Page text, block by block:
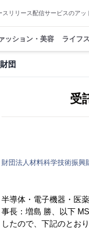
スリリース配信サービスのアッ
ッション・美容 ライフ
団
受
財団法人材料科学技術振興
半導体・電子機器・医
事長：増島 勝、以下
したので、下記のとお